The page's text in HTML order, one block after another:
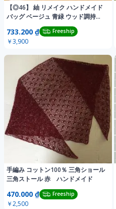
【◎46】 紬 リメイク ハンドメイド
バッグ ベージュ 青緑 ウッド調持ち
733.200 ₫ Freeship
￥3,900
手編み コットン100％ 三角ショール
三角ストール 赤 ハンドメイド
470.000 ₫ Freeship
￥2,500